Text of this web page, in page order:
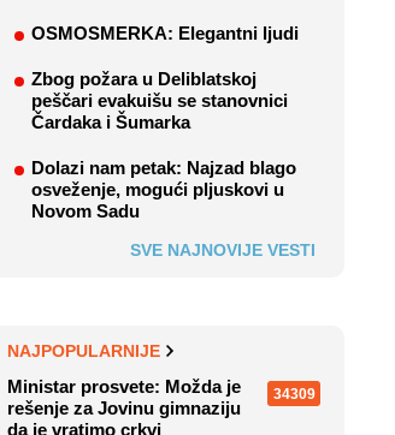
OSMOSMERKA: Elegantni ljudi
Zbog požara u Deliblatskoj
peščari evakuišu se stanovnici
Čardaka i Šumarka
Dolazi nam petak: Najzad blago
osveženje, mogući pljuskovi u
Novom Sadu
SVE NAJNOVIJE VESTI
NAJPOPULARNIJE
Ministar prosvete: Možda je
rešenje za Jovinu gimnaziju
da je vratimo crkvi
34309